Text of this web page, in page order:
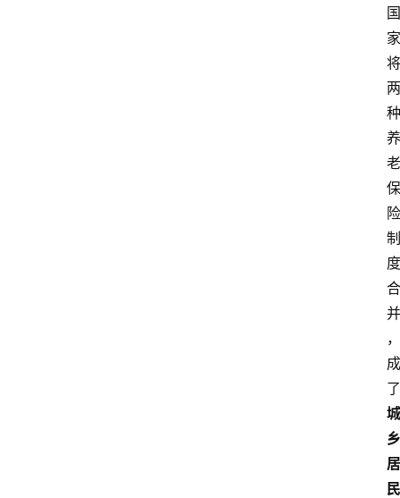
国
家
将
两
种
养
老
保
险
制
度
合
并
，
成
了
城
乡
居
民